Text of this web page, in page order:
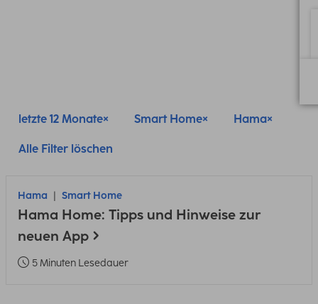
letzte 12 Monate Smart Home Hama
Alle Filter löschen
Hama Smart Home
Hama Home: Tipps und Hinweise zur
neuen App
5 Minuten Lesedauer